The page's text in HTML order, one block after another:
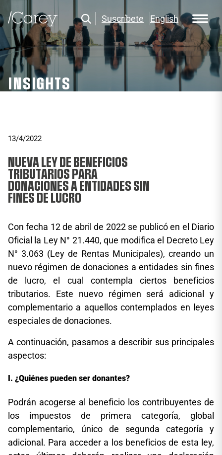
Suscríbete English
INSIGHTS
13/4/2022
NUEVA LEY DE BENEFICIOS
TRIBUTARIOS PARA
DONACIONES A ENTIDADES SIN
FINES DE LUCRO
Con fecha 12 de abril de 2022 se publicó en el Diario
Oficial la Ley N° 21.440, que modifica el Decreto Ley
N° 3.063 (Ley de Rentas Municipales), creando un
nuevo régimen de donaciones a entidades sin fines
de lucro, el cual contempla ciertos beneficios
tributarios. Este nuevo régimen será adicional y
complementario a aquellos contemplados en leyes
especiales de donaciones.
A continuación, pasamos a describir sus principales
aspectos:
¿Quiénes pueden ser donantes?
Podrán acogerse al beneficio los contribuyentes de
los impuestos de primera categoría, global
complementario, único de segunda categoría y
adicional. Para acceder a los beneficios de esta ley,